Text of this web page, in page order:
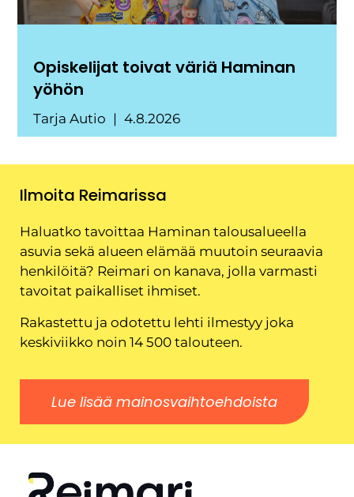
Opiskelijat toivat väriä Haminan
yöhön
Tarja Autio 4.8.2026
Ilmoita Reimarissa
Haluatko tavoittaa Haminan talousalueella
asuvia sekä alueen elämää muutoin seuraavia
henkilöitä? Reimari on kanava, jolla varmasti
tavoitat paikalliset ihmiset.
Rakastettu ja odotettu lehti ilmestyy joka
keskiviikko noin 14 500 talouteen.
Lue lisää mainosvaihtoehdoista